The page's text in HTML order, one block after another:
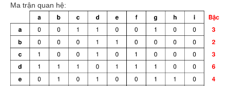
Ma trận quan hệ: